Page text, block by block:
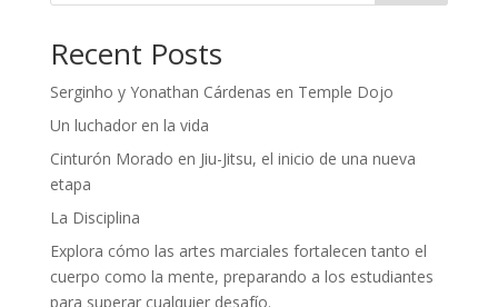
Recent Posts
Serginho y Yonathan Cárdenas en Temple Dojo
Un luchador en la vida
Cinturón Morado en Jiu-Jitsu, el inicio de una nueva
etapa
La Disciplina
Explora cómo las artes marciales fortalecen tanto el
cuerpo como la mente, preparando a los estudiantes
para superar cualquier desafío.